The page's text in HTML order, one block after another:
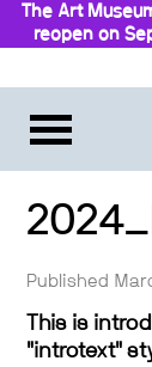
The Art
reopen on
Published
This is
"introtext"